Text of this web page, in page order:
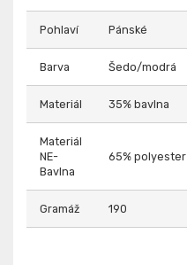
Pohlaví Pánské
Barva Šedo/modrá
Materiál 35% bavlna
Materiál
NE-
Bavlna
65% polyester
Gramáž 190